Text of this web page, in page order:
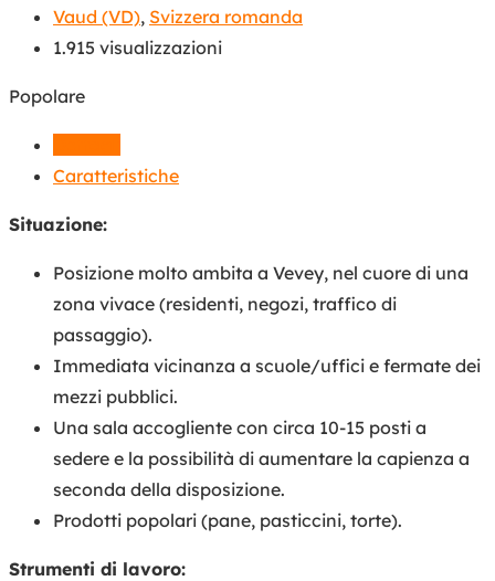
Vaud (VD), Svizzera romanda
1.915 visualizzazioni
Popolare
Caratteristiche
Situazione:
Posizione molto ambita a Vevey, nel cuore di una
zona vivace (residenti, negozi, traffico di
passaggio).
Immediata vicinanza a scuole/uffici e fermate dei
mezzi pubblici.
Una sala accogliente con circa 10-15 posti a
sedere e la possibilità di aumentare la capienza a
seconda della disposizione.
Prodotti popolari (pane, pasticcini, torte).
Strumenti di lavoro: